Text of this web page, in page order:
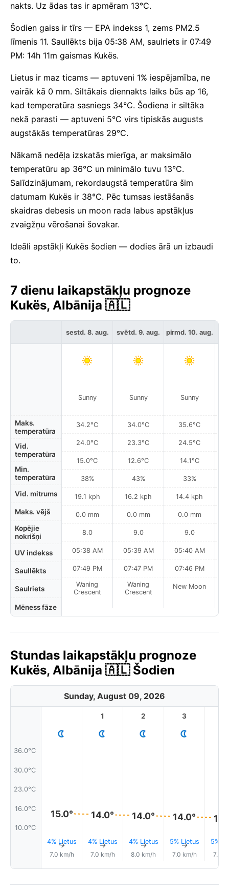
nakts. Uz ādas tas ir apmēram 13°C.
Šodien gaiss ir tīrs — EPA indekss 1, zems PM2.5
līmenis 11. Saullēkts bija 05:38 AM, saulriets ir 07:49
PM: 14h 11m gaismas Kukës.
Lietus ir maz ticams — aptuveni 1% iespējamība, ne
vairāk kā 0 mm. Siltākais diennakts laiks būs ap 16,
kad temperatūra sasniegs 34°C. Šodiena ir siltāka
nekā parasti — aptuveni 5°C virs tipiskās augusts
augstākās temperatūras 29°C.
Nākamā nedēļa izskatās mierīga, ar maksimālo
temperatūru ap 36°C un minimālo tuvu 13°C.
Salīdzinājumam, rekordaugstā temperatūra šim
datumam Kukës ir 38°C. Pēc tumsas iestāšanās
skaidras debesis un moon rada labus apstākļus
zvaigžņu vērošanai šovakar.
Ideāli apstākļi Kukës šodien — dodies ārā un izbaudi
to.
7 dienu laikapstākļu prognoze
Kukës, Albānija 🇦🇱
Maks.
temperatūra
Vid.
temperatūra
Min.
temperatūra
Vid. mitrums
Maks. vējš
Kopējie
nokrišņi
UV indekss
Saullēkts
Saulriets
Mēness fāze
sestd. 8. aug.
Sunny
34.2°C
24.0°C
15.0°C
38%
19.1 kph
0.0 mm
8.0
05:38 AM
07:49 PM
Waning
Crescent
svētd. 9. aug.
Sunny
34.0°C
23.3°C
12.6°C
43%
16.2 kph
0.0 mm
9.0
05:39 AM
07:47 PM
Waning
Crescent
pirmd. 10. aug.
Sunny
35.6°C
24.5°C
14.1°C
33%
14.4 kph
0.0 mm
9.0
05:40 AM
07:46 PM
New Moon
Stundas laikapstākļu prognoze
Kukës, Albānija 🇦🇱 Šodien
Sunday, August 09, 2026
36.0°C
30.0°C
23.0°C
16.0°C
10.0°C
15.0°
4% Lietus
↑
7.0 km/h
1
14.0°
4% Lietus
↑
7.0 km/h
2
14.0°
4% Lietus
↑
8.0 km/h
3
14.0°
5% Lietus
↑
7.0 km/h
5%
7.0